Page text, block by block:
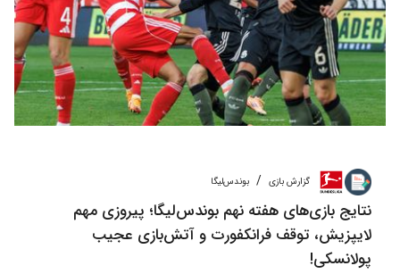
گزارش بازی / بوندس‌لیگا
نتایج بازی‌های هفته نهم بوندس‌لیگا؛ پیروزی مهم
لایپزیش، توقف فرانکفورت و آتش‌بازی عجیب
پولانسکی!